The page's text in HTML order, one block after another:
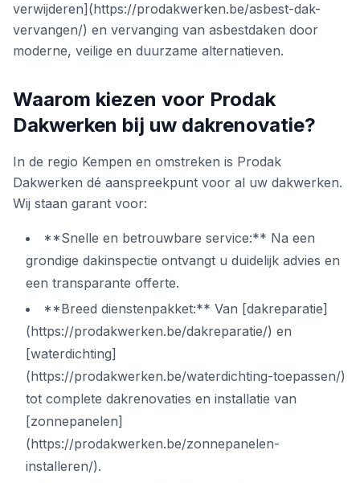
verwijderen](https://prodakwerken.be/asbest-dak-
vervangen/) en vervanging van asbestdaken door
moderne, veilige en duurzame alternatieven.
Waarom kiezen voor Prodak
Dakwerken bij uw dakrenovatie?
In de regio Kempen en omstreken is Prodak
Dakwerken dé aanspreekpunt voor al uw dakwerken.
Wij staan garant voor:
**Snelle en betrouwbare service:** Na een
grondige dakinspectie ontvangt u duidelijk advies en
een transparante offerte.
**Breed dienstenpakket:** Van [dakreparatie]
(https://prodakwerken.be/dakreparatie/) en
[waterdichting]
(https://prodakwerken.be/waterdichting-toepassen/)
tot complete dakrenovaties en installatie van
[zonnepanelen]
(https://prodakwerken.be/zonnepanelen-
installeren/).